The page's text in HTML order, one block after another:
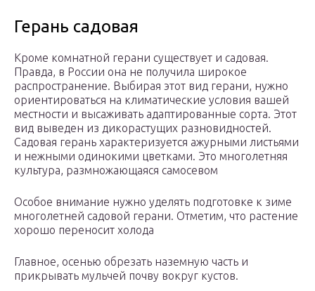
Герань садовая
Кроме комнатной герани существует и садовая.
Правда, в России она не получила широкое
распространение. Выбирая этот вид герани, нужно
ориентироваться на климатические условия вашей
местности и высаживать адаптированные сорта. Этот
вид выведен из дикорастущих разновидностей.
Садовая герань характеризуется ажурными листьями
и нежными одинокими цветками. Это многолетняя
культура, размножающаяся самосевом
Особое внимание нужно уделять подготовке к зиме
многолетней садовой герани. Отметим, что растение
хорошо переносит холода
Главное, осенью обрезать наземную часть и
прикрывать мульчей почву вокруг кустов.